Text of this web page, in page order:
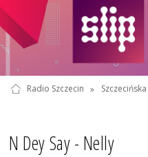
Radio Szczecin »
N Dey Say - Nelly